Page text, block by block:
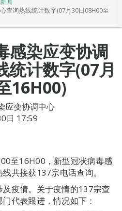
查询热线统计数字(07月30日08H00至
感染应变协调
统计数字(07月
16H00)
应变协调中心
日 17:59
至16H00，新型冠状病毒感
共接获137宗电话查询。
疫情。关于疫情的137宗查
代表跟进，情况如下：